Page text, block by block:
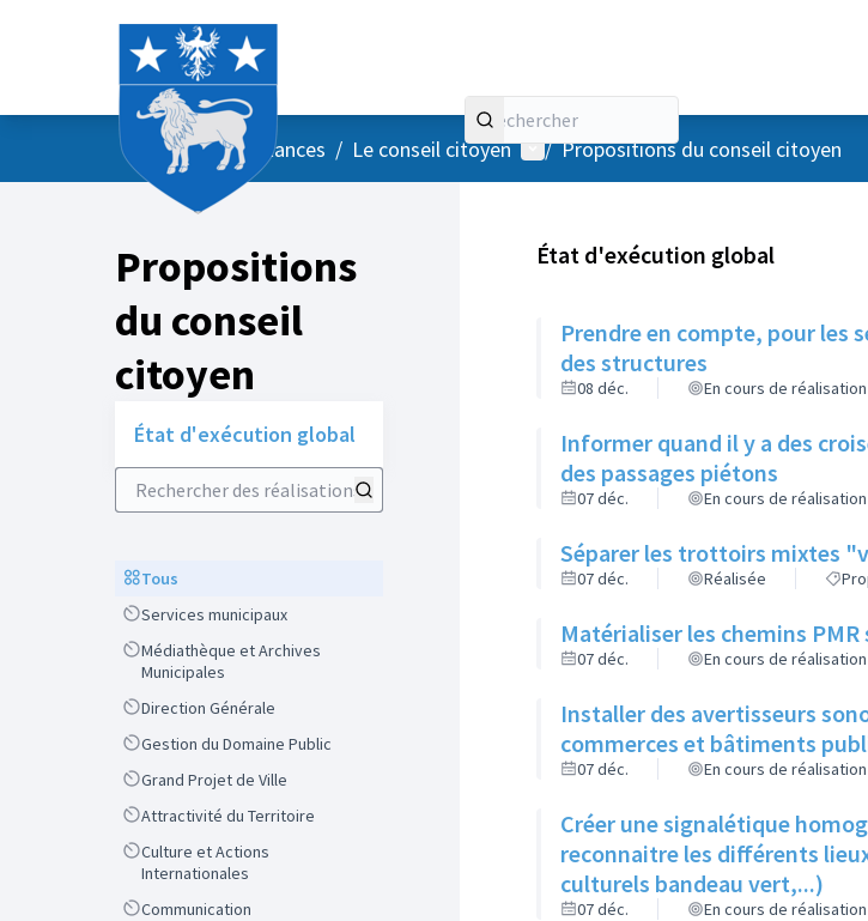
AccueilMenu principal
/ Vos instances / Le conseil citoyen Menu utilisateur
/ Propositions du conseil citoyen
Propositions
du conseil
citoyen
État d'exécution global
Rechercher des réalisations
ScopeTous
ScopeServices municipaux
Scope
Médiathèque et Archives
Municipales
ScopeDirection Générale
ScopeGestion du Domaine Public
ScopeGrand Projet de Ville
ScopeAttractivité du Territoire
Scope
Culture et Actions
Internationales
ScopeCommunication
État d'exécution global
Prendre en compte, pour les
des structures
08 déc. En cours de réalisation
Informer quand il y a des
des passages piétons
07 déc. En cours de réalisation
Séparer les trottoirs mixtes
07 déc. Réalisée
Matérialiser les chemins
07 déc. En cours de réalisation
Installer des avertisseurs
commerces et bâtiments
07 déc. En cours de réalisation
Créer une signalétique
reconnaitre les différents
culturels bandeau vert,...)
07 déc. En cours de réalisation